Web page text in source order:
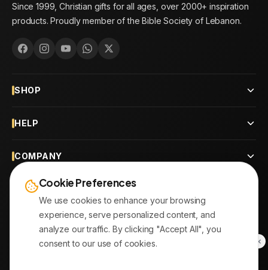
Since 1999, Christian gifts for all ages, over 2000+ inspiration
products. Proudly member of the Bible Society of Lebanon.
SHOP
HELP
COMPANY
CONTACT
OUR BRANCHES
Cookie Preferences
We use cookies to enhance your browsing
experience, serve personalized content, and
analyze our traffic. By clicking "Accept All", you
consent to our use of cookies.